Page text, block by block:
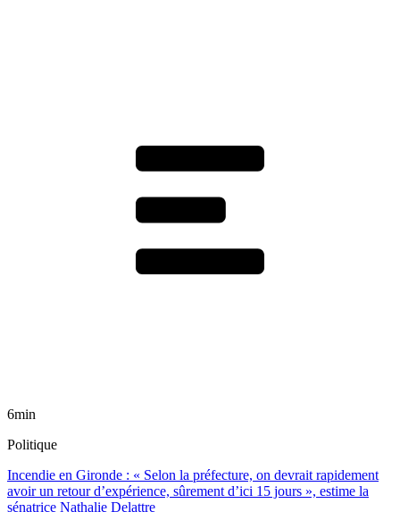
6min
Politique
Incendie en Gironde : « Selon la préfecture, on devrait rapidement
avoir un retour d’expérience, sûrement d’ici 15 jours », estime la
sénatrice Nathalie Delattre